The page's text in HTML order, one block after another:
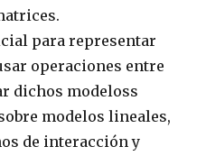
para representar
operaciones entre
dichos modeloss
modelos lineales,
de interacción y